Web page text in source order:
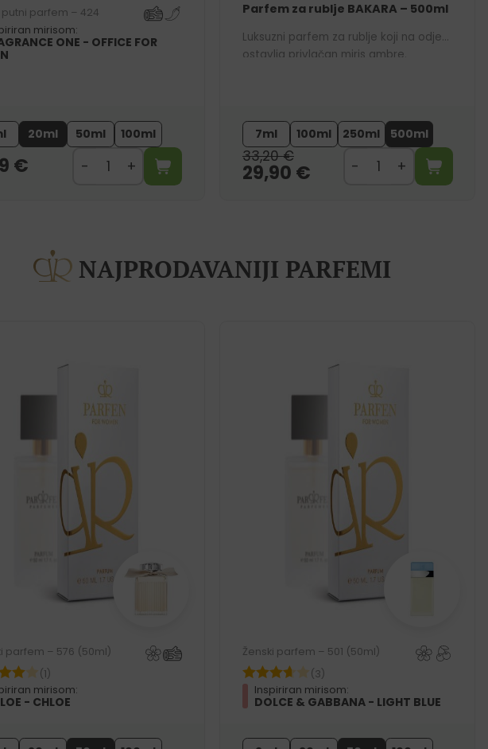
putni parfem – 424
mirisom:
ONE - OFFICE FOR
20ml 50ml 100ml
€
Parfem za rublje BAKARA – 500ml
Luksuzni parfem za rublje koji na odjeći
ostavlja privlačan miris ambre.
7ml 100ml 250ml 500ml
33,20€
29,90 €
NAJPRODAVANIJI PARFEMI
parfem – 576 (50ml)
(1)
mirisom:
- CHLOE
Ženski parfem – 501 (50ml)
(3)
Inspiriran mirisom:
DOLCE & GABBANA - LIGHT BLUE